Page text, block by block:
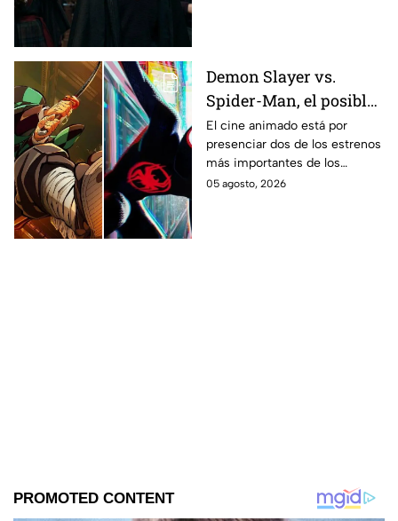
Demon Slayer vs.
Spider-Man, el posible
gran enfrentamiento
en taquilla del 2027
El cine animado está por
presenciar dos de los estrenos
más importantes de los
últimos años.
05 agosto, 2026